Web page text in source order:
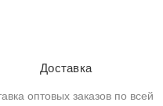
Доставка
оптовых заказов по всей